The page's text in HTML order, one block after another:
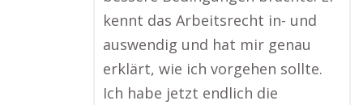
kennt das Arbeitsrecht in- und
auswendig und hat mir genau
erklärt, wie ich vorgehen sollte.
Ich habe jetzt endlich die